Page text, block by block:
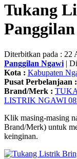
Tukang
Diterbitkan pada : 22
Panggilan Ngawi |
Kota : Kabupaten
Pusat Perbelanjaan :
Brand/Merk :
LISTRIK NGAWI
Klik masing-masing
Brand/Merk) untuk
keinginan.